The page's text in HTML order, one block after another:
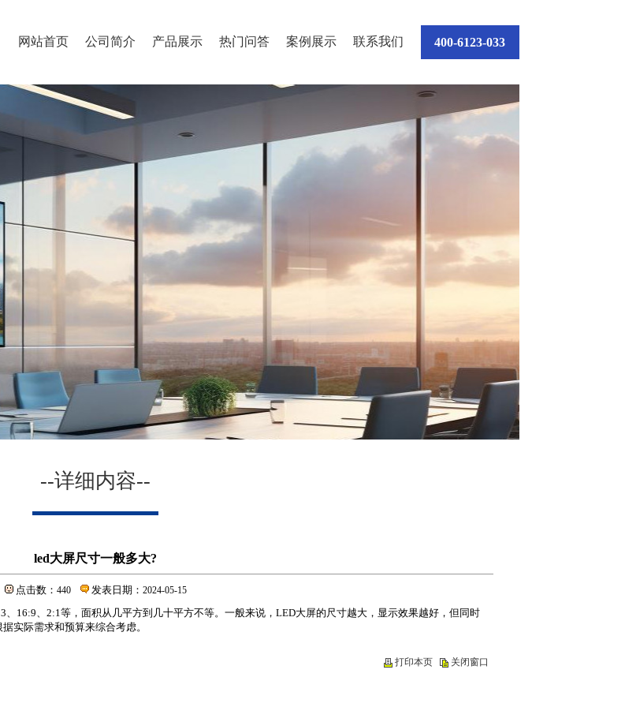
网站首页 公司简介 产品展示 热门问答 案例展示 联系我们 400-6123-033
--详细内容--
led大屏尺寸一般多大?
点击数： 440 发表日期： 2024-05-15
16:9、2:1等，面积从几平方到几十平方不等。一般来说，LED大屏的尺寸越大，显示效果越好，但同时
实际需求和预算来综合考虑。
打印本页 关闭窗口